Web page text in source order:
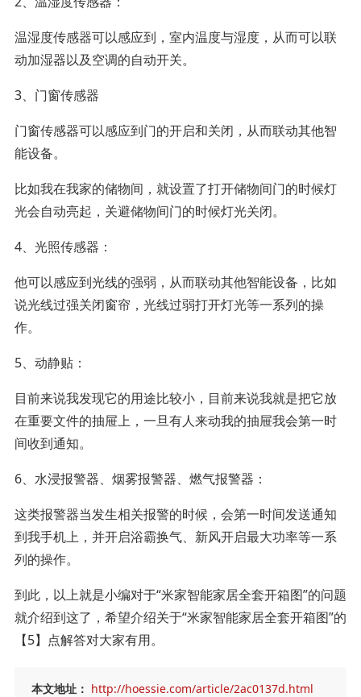
温湿度传感器可以感应到，室内温度与湿度，从而可以联
动加湿器以及空调的自动开关。
3、门窗传感器
门窗传感器可以感应到门的开启和关闭，从而联动其他智
能设备。
比如我在我家的储物间，就设置了打开储物间门的时候灯
光会自动亮起，关避储物间门的时候灯光关闭。
4、光照传感器：
他可以感应到光线的强弱，从而联动其他智能设备，比如
说光线过强关闭窗帘，光线过弱打开灯光等一系列的操
作。
5、动静贴：
目前来说我发现它的用途比较小，目前来说我就是把它放
在重要文件的抽屉上，一旦有人来动我的抽屉我会第一时
间收到通知。
6、水浸报警器、烟雾报警器、燃气报警器：
这类报警器当发生相关报警的时候，会第一时间发送通知
到我手机上，并开启浴霸换气、新风开启最大功率等一系
列的操作。
到此，以上就是小编对于“米家智能家居全套开箱图”的问题
就介绍到这了，希望介绍关于“米家智能家居全套开箱图”的
【5】点解答对大家有用。
本文地址： http://hoessie.com/article/2ac0137d.html